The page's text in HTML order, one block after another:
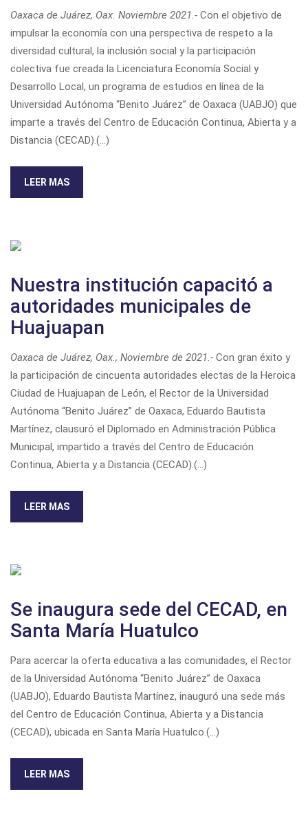
Oaxaca de Juárez, Oax. Noviembre 2021.- Con el objetivo de
impulsar la economía con una perspectiva de respeto a la
diversidad cultural, la inclusión social y la participación
colectiva fue creada la Licenciatura Economía Social y
Desarrollo Local, un programa de estudios en línea de la
Universidad Autónoma “Benito Juárez” de Oaxaca (UABJO) que
imparte a través del Centro de Educación Continua, Abierta y a
Distancia (CECAD).(...)
LEER MAS
Nuestra institución capacitó a
autoridades municipales de
Huajuapan
Oaxaca de Juárez, Oax., Noviembre de 2021.- Con gran éxito y
la participación de cincuenta autoridades electas de la Heroica
Ciudad de Huajuapan de León, el Rector de la Universidad
Autónoma “Benito Juárez” de Oaxaca, Eduardo Bautista
Martínez, clausuró el Diplomado en Administración Pública
Municipal, impartido a través del Centro de Educación
Continua, Abierta y a Distancia (CECAD).(...)
LEER MAS
Se inaugura sede del CECAD, en
Santa María Huatulco
Para acercar la oferta educativa a las comunidades, el Rector
de la Universidad Autónoma “Benito Juárez” de Oaxaca
(UABJO), Eduardo Bautista Martínez, inauguró una sede más
del Centro de Educación Continua, Abierta y a Distancia
(CECAD), ubicada en Santa María Huatulco.(...)
LEER MAS